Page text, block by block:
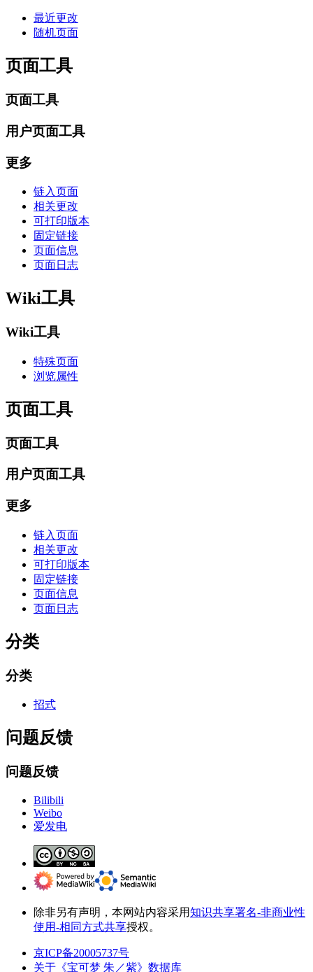
最近更改
随机页面
页面工具
页面工具
用户页面工具
更多
链入页面
相关更改
可打印版本
固定链接
页面信息
页面日志
Wiki工具
Wiki工具
特殊页面
浏览属性
页面工具
页面工具
用户页面工具
更多
链入页面
相关更改
可打印版本
固定链接
页面信息
页面日志
分类
分类
招式
问题反馈
问题反馈
Bilibili
Weibo
爱发电
除非另有声明，本网站内容采用知识共享署名-非商业性
使用-相同方式共享授权。
京ICP备20005737号
关于《宝可梦 朱／紫》数据库